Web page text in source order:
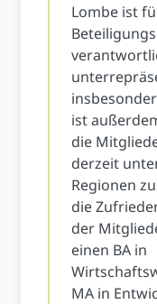
Lombe ist
ist
die
derzeit
Regionen
die
der
einen BA in
MA in